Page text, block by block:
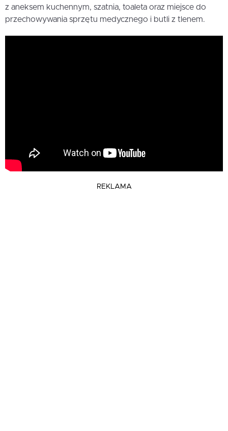
z aneksem kuchennym, szatnia, toaleta oraz miejsce do
przechowywania sprzętu medycznego i butli z tlenem.
REKLAMA